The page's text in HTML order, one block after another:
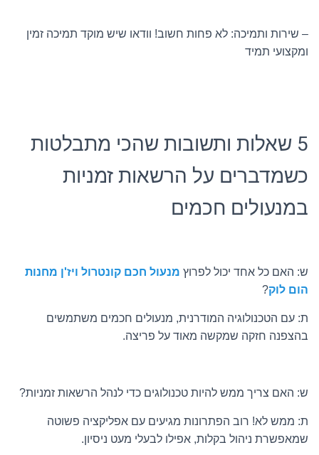
– שירות ותמיכה: לא פחות חשוב! וודאו שיש מוקד תמיכה זמין
ומקצועי תמיד
5 שאלות ותשובות שהכי מתבלטות
כשמדברים על הרשאות זמניות
במנעולים חכמים
ש: האם כל אחד יכול לפרוץ מנעול חכם קונטרול ויז'ן מחנות
הום לוק?
ת: עם הטכנולוגיה המודרנית, מנעולים חכמים משתמשים
בהצפנה חזקה שמקשה מאוד על פריצה.
ש: האם צריך ממש להיות טכנולוגים כדי לנהל הרשאות זמניות?
ת: ממש לא! רוב הפתרונות מגיעים עם אפליקציה פשוטה
שמאפשרת ניהול בקלות, אפילו לבעלי מעט ניסיון.